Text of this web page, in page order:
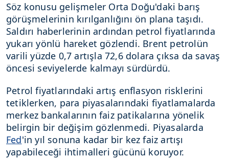
Söz konusu gelişmeler Orta Doğu'daki barış
görüşmelerinin kırılganlığını ön plana taşıdı.
Saldırı haberlerinin ardından petrol fiyatlarında
yukarı yönlü hareket gözlendi. Brent petrolün
varili yüzde 0,7 artışla 72,6 dolara çıksa da savaş
öncesi seviyelerde kalmayı sürdürdü.
Petrol fiyatlarındaki artış enflasyon risklerini
tetiklerken, para piyasalarındaki fiyatlamalarda
merkez bankalarının faiz patikalarına yönelik
belirgin bir değişim gözlenmedi. Piyasalarda
Fed'in yıl sonuna kadar bir kez faiz artışı
yapabileceği ihtimalleri gücünü koruyor.